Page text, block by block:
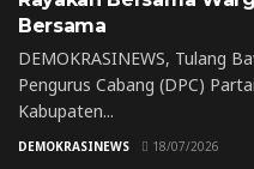
Bersama
DEMOKRASINEWS, Tulang
Pengurus Cabang (DPC)
Kabupaten...
DEMOKRASINEWS 18/07/2026